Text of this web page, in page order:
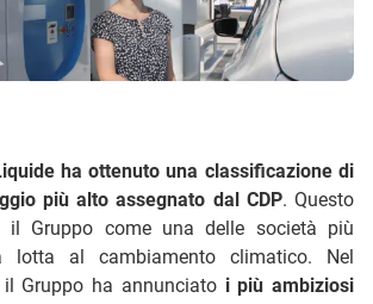
ha ottenuto una classificazione di
più alto assegnato dal CDP. Questo
il Gruppo come una delle società più
lotta al cambiamento climatico. Nel
il Gruppo ha annunciato i più ambiziosi